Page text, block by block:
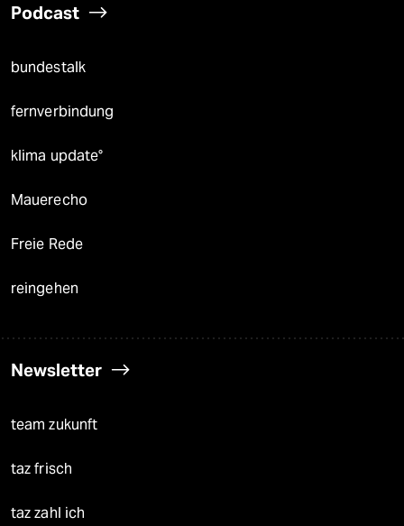
Podcast
bundestalk
fernverbindung
klima update°
Mauerecho
Freie Rede
reingehen
Newsletter
team zukunft
taz frisch
taz zahl ich